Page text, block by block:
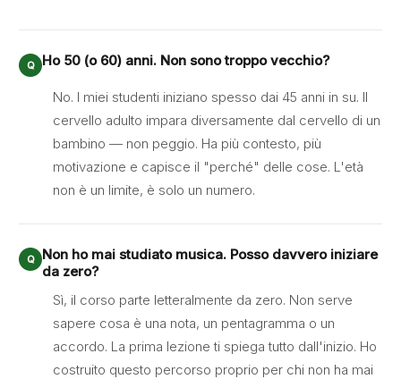
Ho 50 (o 60) anni. Non sono troppo vecchio?
No. I miei studenti iniziano spesso dai 45 anni in su. Il
cervello adulto impara diversamente dal cervello di un
bambino — non peggio. Ha più contesto, più
motivazione e capisce il "perché" delle cose. L'età
non è un limite, è solo un numero.
Non ho mai studiato musica. Posso davvero iniziare
da zero?
Sì, il corso parte letteralmente da zero. Non serve
sapere cosa è una nota, un pentagramma o un
accordo. La prima lezione ti spiega tutto dall'inizio. Ho
costruito questo percorso proprio per chi non ha mai